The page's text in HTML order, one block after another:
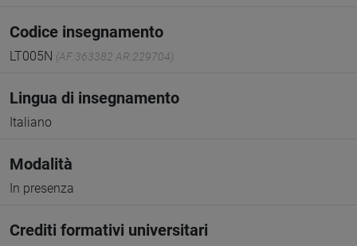
Codice insegnamento
LT005N (AF:363382 AR:229704)
Lingua di insegnamento
Italiano
Modalità
In presenza
Crediti formativi universitari